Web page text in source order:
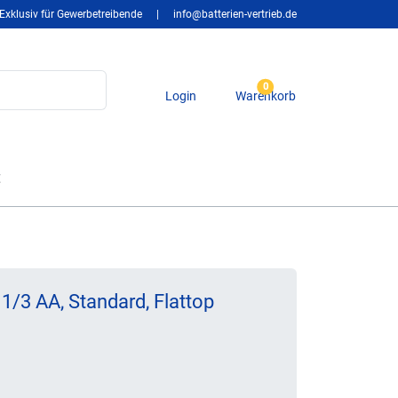
Exklusiv für Gewerbetreibende info@batterien-vertrieb.de
Login
0
Warenkorb
3 AA, Standard, Flattop